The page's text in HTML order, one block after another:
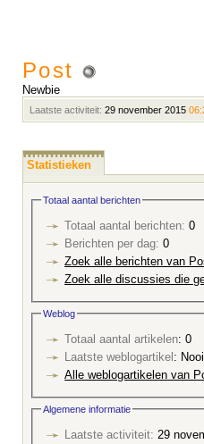
Post
Newbie
Laatste activiteit: 29 november 2015
Statistieken
Totaal aantal berichten
Totaal aantal berichten: 0
Berichten per dag: 0
Zoek alle berichten van
Zoek alle discussies die
Weblog
Totaal aantal artikelen: 0
Laatste weblogartikel
:
Alle weblogartikelen van
Algemene informatie
Laatste activiteit: 29